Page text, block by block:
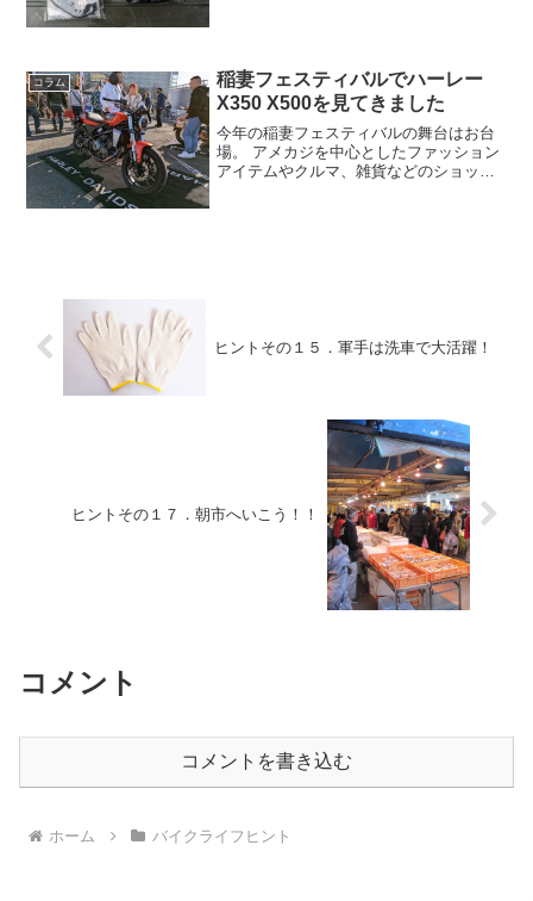
ものですが、...
コラム
稲妻フェスティバルでハーレー
X350 X500を見てきました
今年の稲妻フェスティバルの舞台はお台
場。 アメカジを中心としたファッション
アイテムやクルマ、雑貨などのショッピ
ヒントその１５．軍手は洗車で大活躍！
ヒントその１７．朝市へいこう！！
コメント
コメントを書き込む
ホーム バイクライフヒント